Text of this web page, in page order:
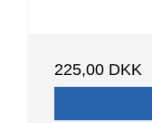
225,00 DKK